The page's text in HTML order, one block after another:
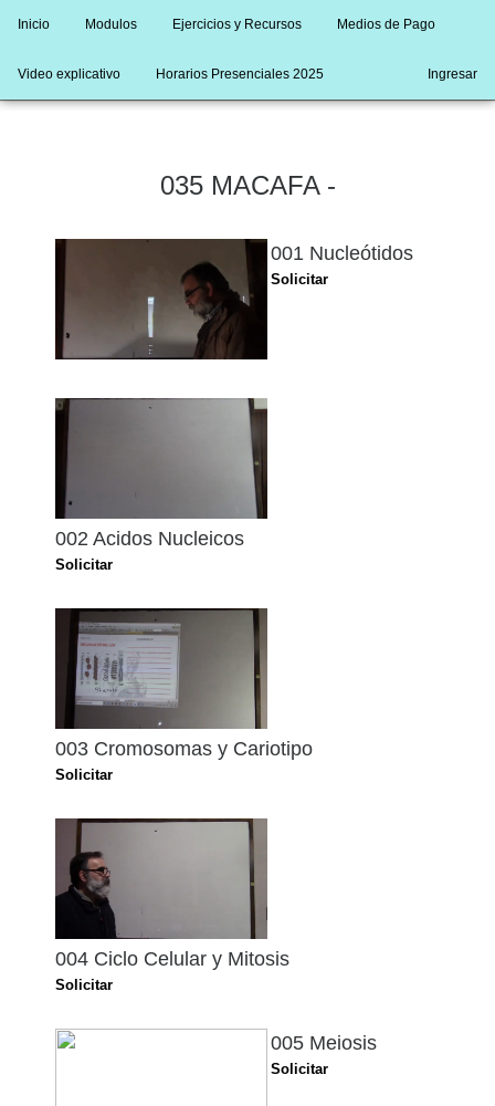
Inicio Modulos Ejercicios y Recursos Medios de Pago
Video explicativo Horarios Presenciales 2025 Ingresar
035 MACAFA -
001 Nucleótidos
Solicitar
002 Acidos Nucleicos
Solicitar
003 Cromosomas y Cariotipo
Solicitar
004 Ciclo Celular y Mitosis
Solicitar
005 Meiosis
Solicitar